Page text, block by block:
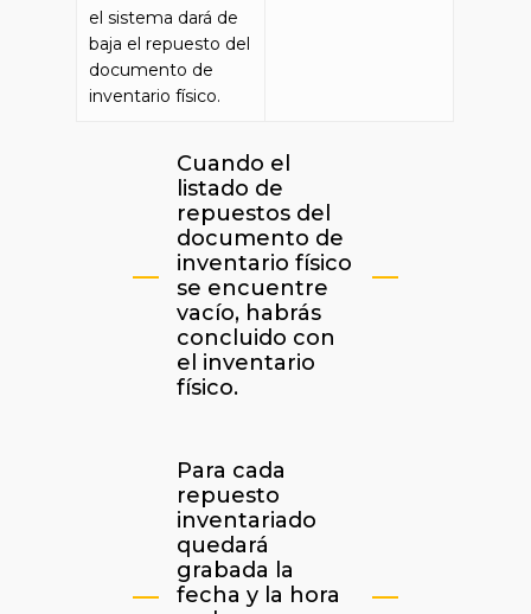
el sistema dará de
baja el repuesto del
documento de
inventario físico.
Cuando el
listado de
repuestos del
documento de
inventario físico
se encuentre
vacío, habrás
concluido con
el inventario
físico.
Para cada
repuesto
inventariado
quedará
grabada la
fecha y la hora